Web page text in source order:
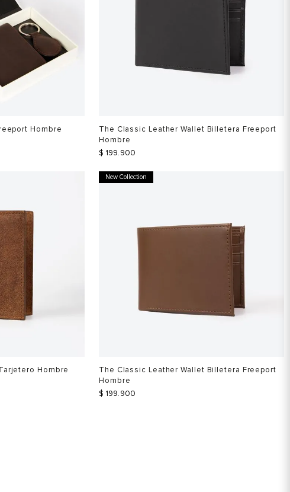
Hombre
The Classic Leather Wallet Billetera Freeport
Hombre
$ 199.900
Hombre
New Collection
The Classic Leather Wallet Billetera Freeport
Hombre
$ 199.900